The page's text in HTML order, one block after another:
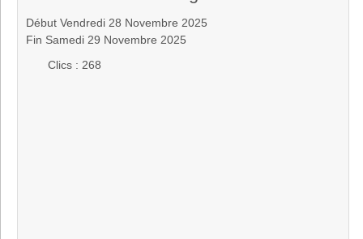
Début Vendredi 28 Novembre 2025
Fin Samedi 29 Novembre 2025
Clics : 268